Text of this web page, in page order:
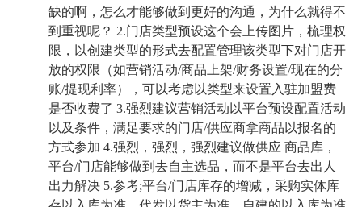
缺的啊，怎么才能够做到更好的沟通，为什么就得不
到重视呢？ 2.门店类型预设这个会上传图片，梳理权
限，以创建类型的形式去配置管理该类型下对门店开
放的权限（如营销活动/商品上架/财务设置/现在的分
账/提现利率），可以考虑以类型来设置入驻加盟费
是否收费了 3.强烈建议营销活动以平台预设配置活动
以及条件，满足要求的门店/供应商拿商品以报名的
方式参加 4.强烈，强烈，强烈建议做供应 商品库，
平台/门店能够做到去自主选品，而不是平台去出人
出力解决 5.参考;平台/门店库存的增减，采购实体库